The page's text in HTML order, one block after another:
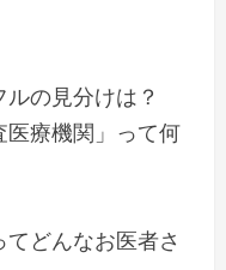
の見分けは？
医療機関」って何
どんなお医者さ